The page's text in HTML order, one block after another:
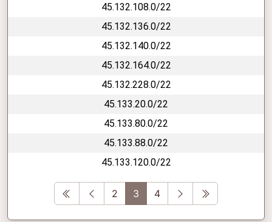
45.132.108.0/22
45.132.136.0/22
45.132.140.0/22
45.132.164.0/22
45.132.228.0/22
45.133.20.0/22
45.133.80.0/22
45.133.88.0/22
45.133.120.0/22
First Previous
2 3 4 Next